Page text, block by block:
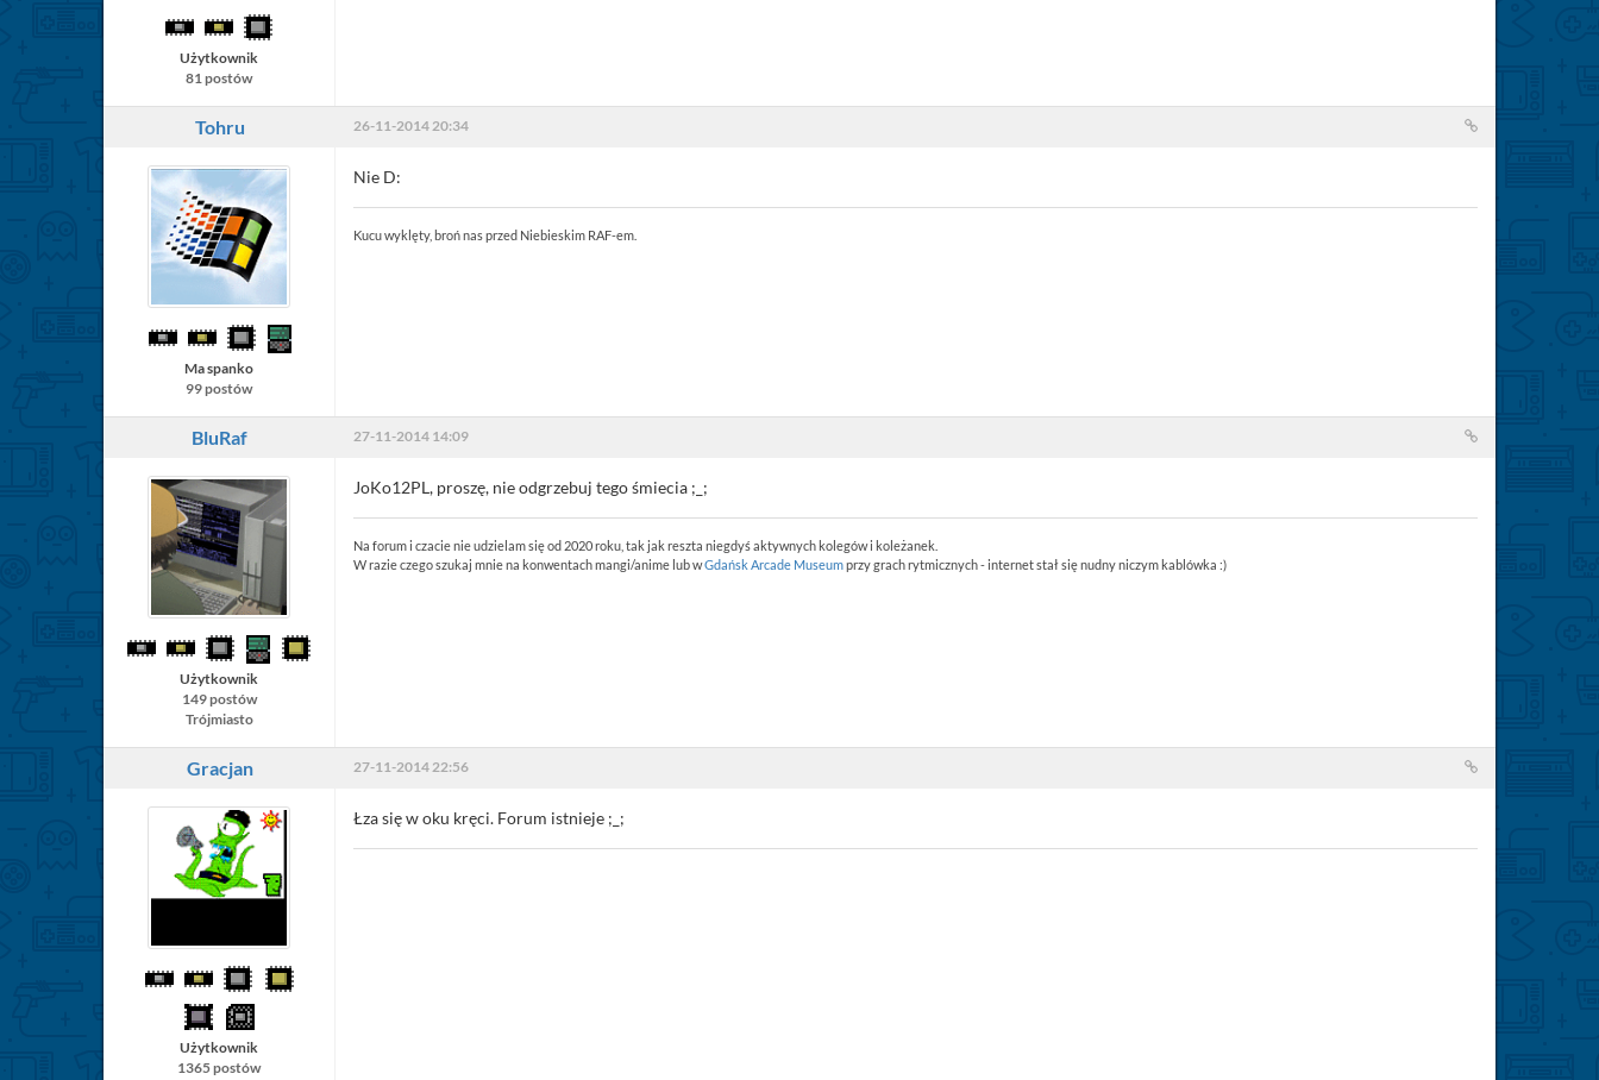
Użytkownik
81 postów
Tohru 26-11-2014 20:34
Ma spanko
99 postów
Nie D:
Kucu wyklęty, broń nas przed Niebieskim RAF-em.
BluRaf 27-11-2014 14:09
Użytkownik
149 postów
Trójmiasto
JoKo12PL, proszę, nie odgrzebuj tego śmiecia ;_;
Na forum i czacie nie udzielam się od 2020 roku, tak jak reszta niegdyś aktywnych kolegów i koleżanek.
W razie czego szukaj mnie na konwentach mangi/anime lub wGdańsk Arcade Museumprzy grach rytmicznych - internet stał się nudny niczym kablówka :)
Gracjan 27-11-2014 22:56
Użytkownik
1365 postów
Łza się w oku kręci. Forum istnieje ;_;